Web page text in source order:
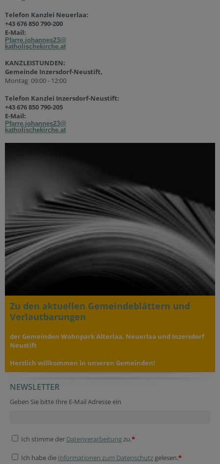
Telefon Kanzlei Neuerlaa:
+43 676 850 790-200
E-Mail:
Pfarre.johannes23@
katholischekirche.at
KANZLEISTUNDEN:
Gemeinde Inzersdorf-Neustift,
Montag 09:00 - 12:00
Telefon Kanzlei Inzersdorf-Neustift:
+43 676 850 790-205
E-Mail:
Pfarre.johannes23@
katholischekirche.at
Zu den aktuellen Gemeindeblättern und
Verlautbarungen
der Gemeinden Wohnpark Alterlaa, Neuerlaa und Inzersdorf
Neustift
Herzlich willkommen in unseren Gemeinden!
NEWSLETTER
Geben Sie bitte Ihre E-Mail Adresse ein
Ich stimme der Datenverarbeitungzu.*
Ich habe die Informationen zum Datenschutz gelesen.*